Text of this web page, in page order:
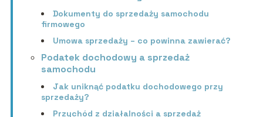
Dokumenty do sprzedaży samochodu
firmowego
Umowa sprzedaży – co powinna zawierać?
Podatek dochodowy a sprzedaż
samochodu
Jak uniknąć podatku dochodowego przy
sprzedaży?
Przychód z działalności a sprzedaż